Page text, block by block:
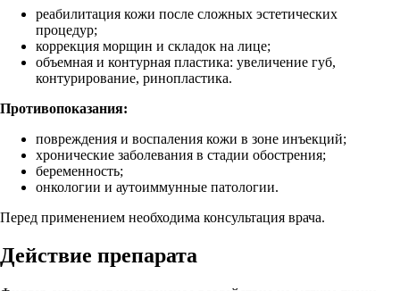
реабилитация кожи после сложных эстетических
процедур;
коррекция морщин и складок на лице;
объемная и контурная пластика: увеличение губ,
контурирование, ринопластика.
Противопоказания:
повреждения и воспаления кожи в зоне инъекций;
хронические заболевания в стадии обострения;
беременность;
онкологии и аутоиммунные патологии.
Перед применением необходима консультация врача.
Действие препарата